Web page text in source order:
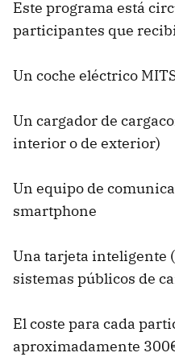
Este programa está
participantes que
Un coche eléctrico
Un cargador de
interior o de exterior)
Un equipo de
smartphone
Una tarjeta inteligente (
sistemas públicos de
El coste para cada
aproximadamente